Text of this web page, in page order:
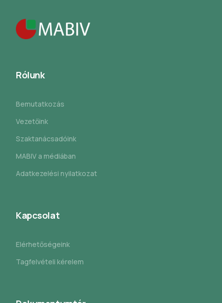
Rólunk
Bemutatkozás
Vezetőink
Szaktanácsadóink
MABIV a médiában
Adatkezelési nyilatkozat
Kapcsolat
Elérhetőségeink
Tagfelvételi kérelem